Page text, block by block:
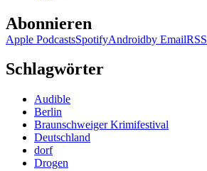
Abonnieren
Apple PodcastsSpotifyAndroidby EmailRSS
Schlagwörter
Audible
Berlin
Braunschweiger Krimifestival
Deutschland
dorf
Drogen